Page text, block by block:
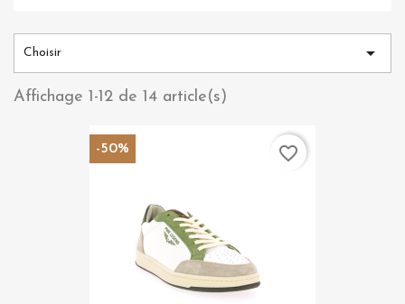
Choisir 
Affichage 1-12 de 14 article(s)
-50% favorite_border